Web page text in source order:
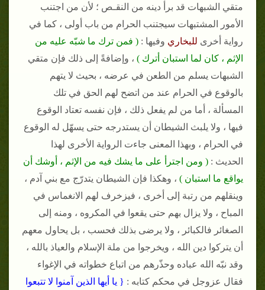
متقي الشبهات قد برأ دينه من النقـص ؛ لأن من اجتنب
الأمور المشتبهات سيجتنب الحرام من باب أولى ، كما في
رواية أخرى للبخاري وفيها : ( فمن ترك ما شبّه عليه من
الإثم ، كان لما استبان أترك ) ، وإضافةً إلى ذلك فإن متقي
الشبهات يسلم من الطعن في عرضه ، بحيث لا يتهم
بالوقوع في الحرام عند من اتضح لهم الحق في تلك
المسألة ، أما من لم يفعل ذلك ، فإن نفسه تعتاد الوقوع
فيها ، ولا يلبث الشيطان أن يستدرجه حتى يسهّل له الوقوع
في الحرام ، وبهذا المعنى جاءت الرواية الأخرى لهذا
الحديث : ( ومن اجترأ على ما يشك فيه من الإثم ، أوشك أن
يواقع ما استبان ) ، وهكذا فإن الشيطان يتدرّج مع بني آدم ،
وينقلهم من رتبة إلى أخرى ، فيزخرف لهم الانغماس في
المباح ، ولا يزال بهم حتى يقعوا في المكروه ، ومنه إلى
الصغائر فالكبائر ، ولا يرضى بذلك فحسب ، بل يحاول معهم
أن يتركوا دين الله ، ويخرجوا من ملة الإسلام والعياذ بالله ،
وقد نبّه الله عباده وحذّرهم من اتباع خطواته في الإغواء
فقال عزوجل في محكم كتابه : { يا أيها الذين آمنوا لا تتبعوا